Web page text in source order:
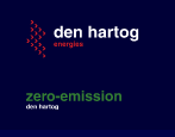
content